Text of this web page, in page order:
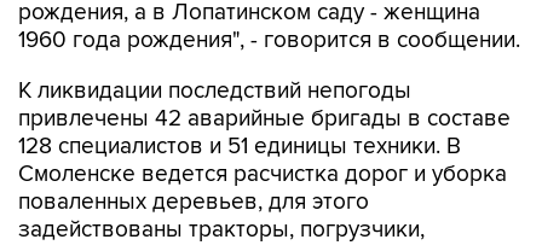
рождения, а в Лопатинском саду - женщина
1960 года рождения", - говорится в сообщении.
К ликвидации последствий непогоды
привлечены 42 аварийные бригады в составе
128 специалистов и 51 единицы техники. В
Смоленске ведется расчистка дорог и уборка
поваленных деревьев, для этого
задействованы тракторы, погрузчики,